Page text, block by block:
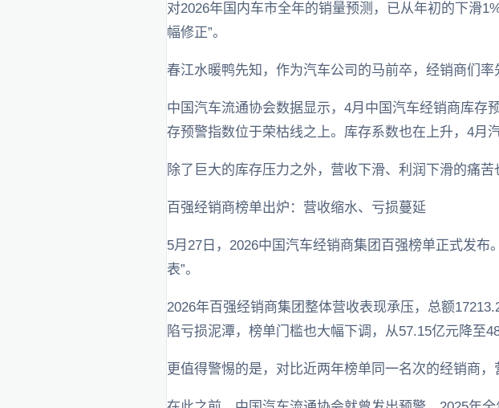
对2026年国内车市全年的销量预测，已从年初的下滑
幅修正”。
春江水暖鸭先知，作为汽车公司的马前卒，经销商们率
中国汽车流通协会数据显示，4月中国汽车经销商库存
存预警指数位于荣枯线之上。库存系数也在上升，4月
除了巨大的库存压力之外，营收下滑、利润下滑的痛苦
百强经销商榜单出炉：营收缩水、亏损蔓延
5月27日，2026中国汽车经销商集团百强榜单正式发
表”。
2026年百强经销商集团整体营收表现承压，总额
陷亏损泥潭，榜单门槛也大幅下调，从57.15亿元降至
更值得警惕的是，对比近两年榜单同一名次的经销商